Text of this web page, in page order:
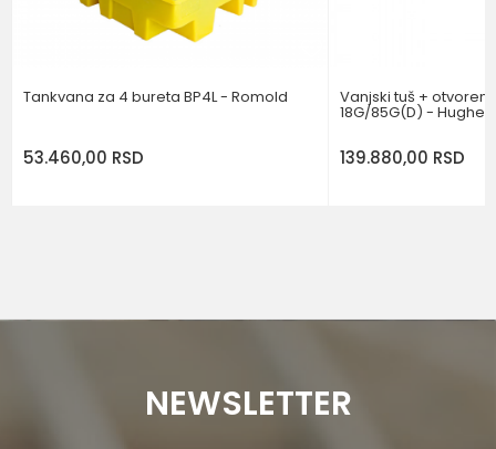
Tankvana za 4 bureta BP4L - Romold
53.460,00 RSD
Vanjski tuš +
18G/85G(D) - Hughes
139.880,00 RSD
NEWSLETTER